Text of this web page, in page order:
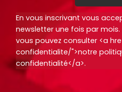
En vous inscrivant vous
newsletter une fois par
vous pouvez consulter <a
confidentialite/">notre
confidentialité</a>.